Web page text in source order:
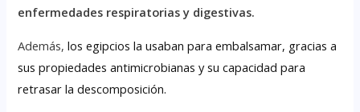
enfermedades respiratorias y digestivas.
Además,los egipcios la usaban para embalsamar, gracias a
sus propiedades antimicrobianas y su capacidad para
retrasar la descomposición.